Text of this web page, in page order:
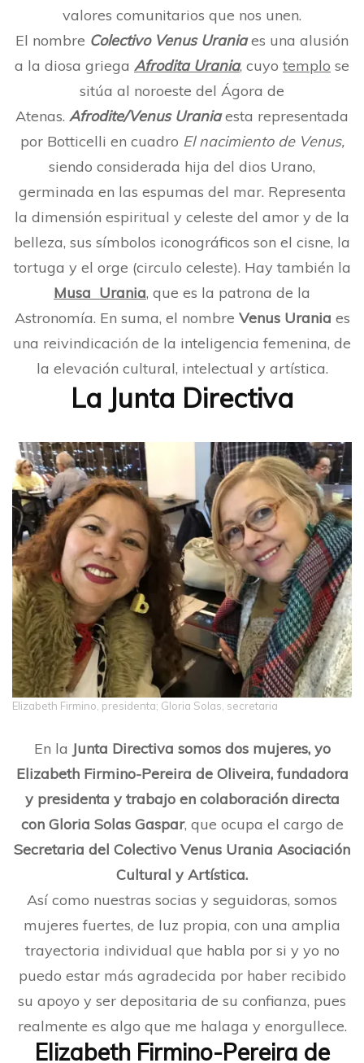
valores comunitarios que nos unen.
El nombre Colectivo Venus Uraniaes una alusión
a la diosa griega Afrodita Urania, cuyo templo se
sitúa al noroeste del Ágora de
Atenas. Afrodite/Venus Uraniaesta representada
por Botticelli en cuadro El nacimiento de Venus,
siendo considerada hija del dios Urano,
germinada en las espumas del mar. Representa
la dimensión espiritual y celeste del amor y de la
belleza, sus símbolos iconográficos son el cisne, la
tortuga y el orge (circulo celeste). Hay también la
Musa Urania, que es la patrona de la
Astronomía. En suma, el nombre Venus Urania es
una reivindicación de la inteligencia femenina, de
la elevación cultural, intelectual y artística.
La Junta Directiva
Elizabeth Firmino, presidenta; Gloria Solas, secretaria
En la Junta Directiva somos dos mujeres, yo
Elizabeth Firmino-Pereira de Oliveira, fundadora
y presidenta y trabajo en colaboración directa
con Gloria Solas Gaspar, que ocupa el cargo de
Secretaria del Colectivo Venus Urania Asociación
Cultural y Artística.
Así como nuestras socias y seguidoras, somos
mujeres fuertes, de luz propia, con una amplia
trayectoria individual que habla por si y yo no
puedo estar más agradecida por haber recibido
su apoyo y ser depositaria de su confianza, pues
realmente es algo que me halaga y enorgullece.
Elizabeth Firmino-Pereira de